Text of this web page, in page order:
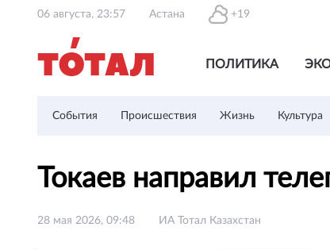
06 августа, 23:57 Астана +19
ПОЛИТИКА
События Происшествия Жизнь Культура
Токаев направил
28 мая 2026, 09:48 ИА Тотал Казахстан